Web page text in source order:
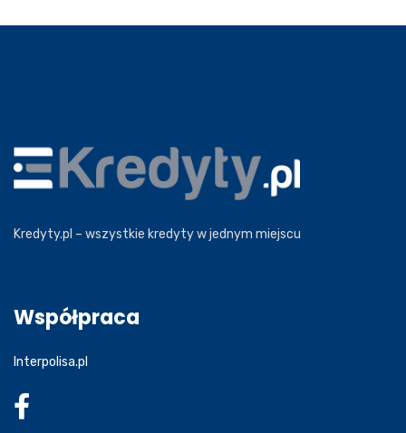
Kredyty.pl – wszystkie kredyty w jednym miejscu
Współpraca
Interpolisa.pl